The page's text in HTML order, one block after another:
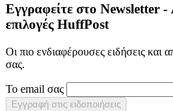
Εγγραφείτε στο Newsletter -
επιλογές HuffPost
Οι πιο ενδιαφέρουσες ειδήσεις και
σας.
Το email σας
Εγγραφή στις ειδοποιήσεις